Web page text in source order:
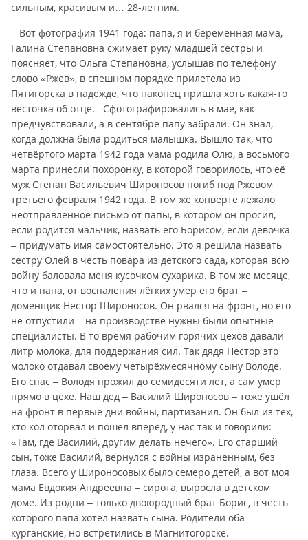
сильным, красивым и… 28-летним.
– Вот фотография 1941 года: папа, я и беременная мама, –
Галина Степановна сжимает руку младшей сестры и
поясняет, что Ольга Степановна, услышав по телефону
слово «Ржев», в спешном порядке прилетела из
Пятигорска в надежде, что наконец пришла хоть какая-то
весточка об отце.– Сфотографировались в мае, как
предчувствовали, а в сентябре папу забрали. Он знал,
когда должна была родиться малышка. Вышло так, что
четвёртого марта 1942 года мама родила Олю, а восьмого
марта принесли похоронку, в которой говорилось, что её
муж Степан Васильевич Широносов погиб под Ржевом
третьего февраля 1942 года. В том же конверте лежало
неотправленное письмо от папы, в котором он просил,
если родится мальчик, назвать его Борисом, если девочка
– придумать имя самостоятельно. Это я решила назвать
сестру Олей в честь повара из детского сада, которая всю
войну баловала меня кусочком сухарика. В том же месяце,
что и папа, от воспаления лёгких умер его брат –
доменщик Нестор Широносов. Он рвался на фронт, но его
не отпустили – на производстве нужны были опытные
специалисты. В то время рабочим горячих цехов давали
литр молока, для поддержания сил. Так дядя Нестор это
молоко отдавал своему четырёхмесячному сыну Володе.
Его спас – Володя прожил до семидесяти лет, а сам умер
прямо в цехе. Наш дед – Василий Широносов – тоже ушёл
на фронт в первые дни войны, партизанил. Он был из тех,
кто кол оторвал и пошёл вперёд, у нас так и говорили:
«Там, где Василий, другим делать нечего». Его старший
сын, тоже Василий, вернулся с войны израненным, без
глаза. Всего у Широносовых было семеро детей, а вот моя
мама Евдокия Андреевна – сирота, выросла в детском
доме. Из родни – только двоюродный брат Борис, в честь
которого папа хотел назвать сына. Родители оба
курганские, но встретились в Магнитогорске.